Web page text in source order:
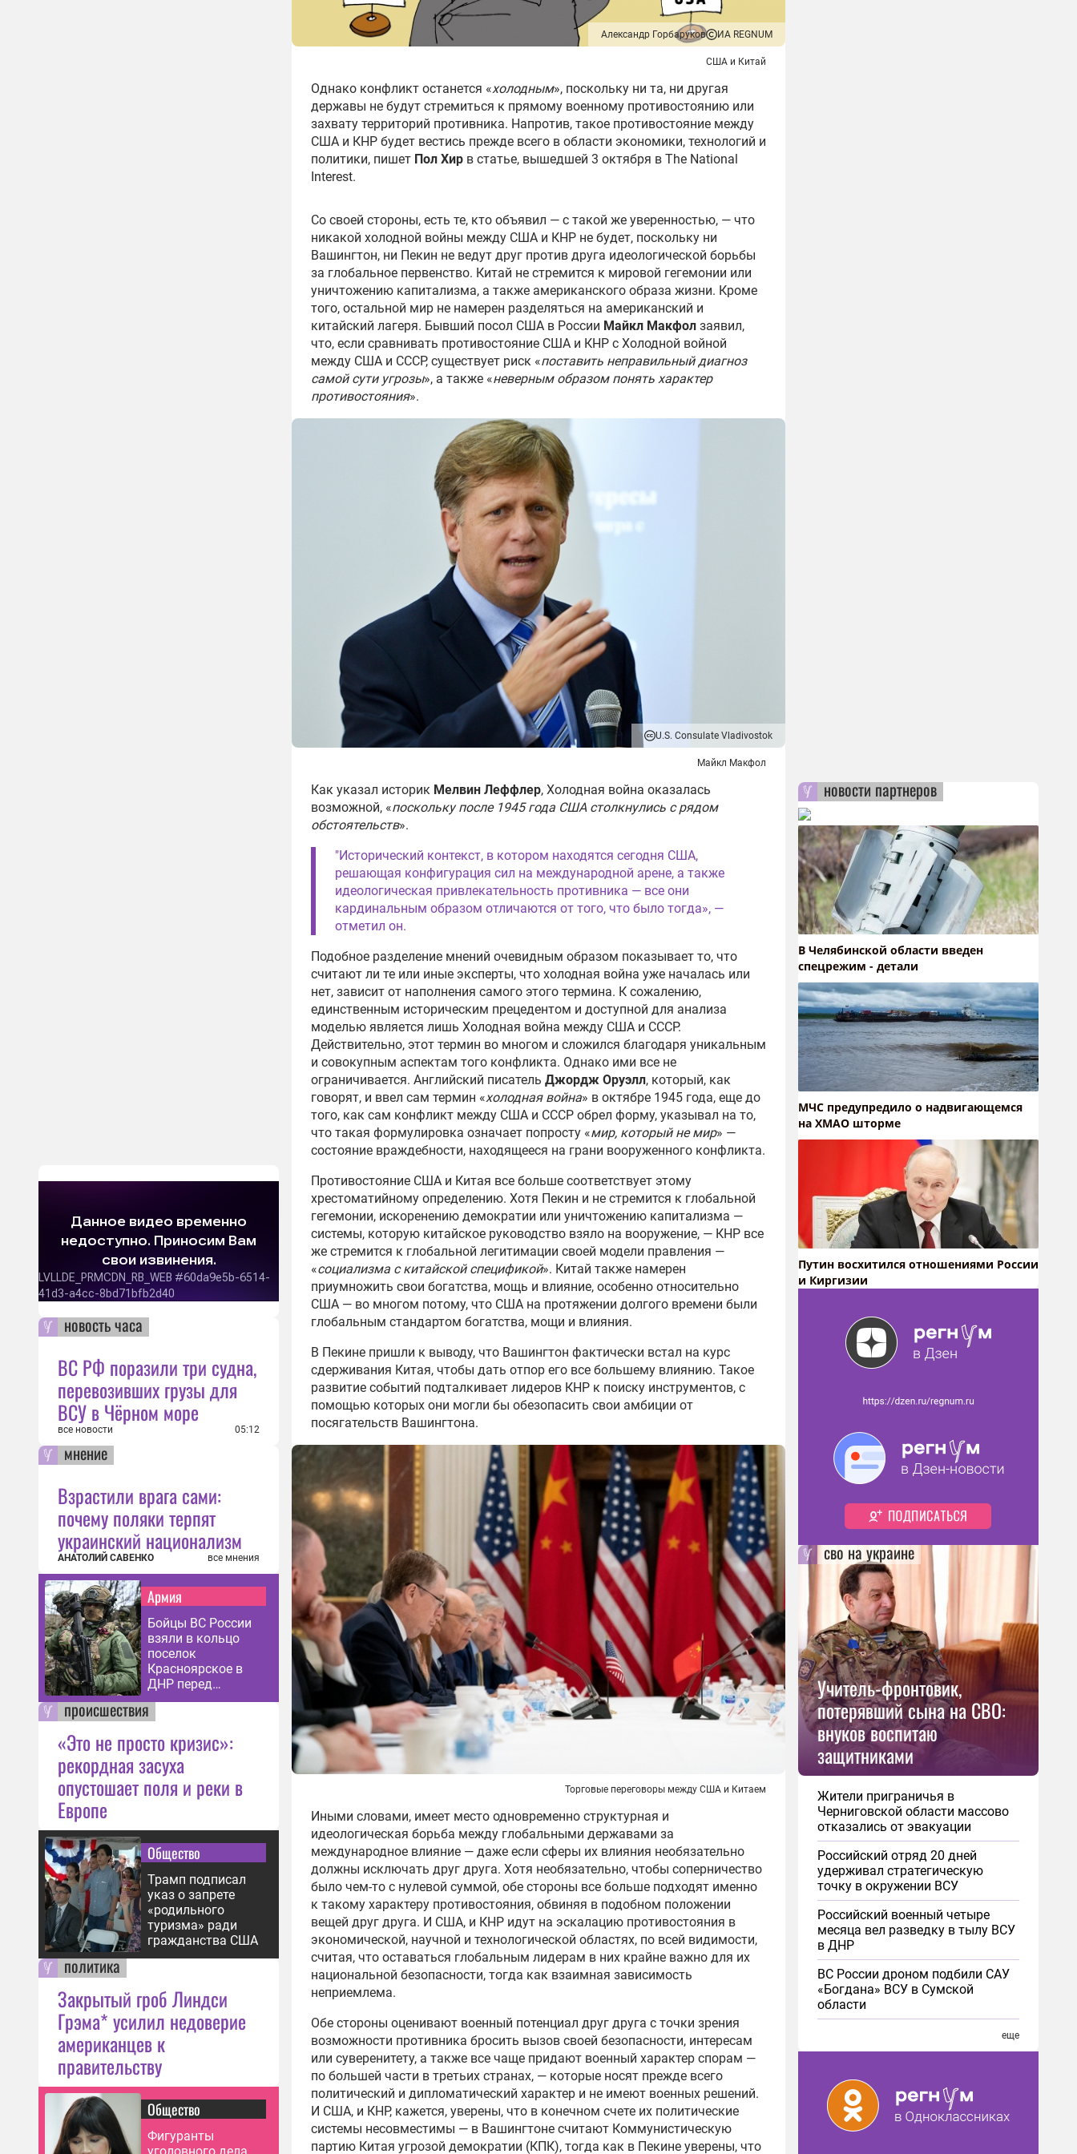
новость часа
ВС РФ поразили три судна,
перевозивших грузы для
ВСУ в Чёрном море
все новости 05:12
мнение
Взрастили врага сами:
почему поляки терпят
украинский национализм
АНАТОЛИЙ САВЕНКО все мнения
Армия
Бойцы ВС России
взяли в кольцо
поселок
Красноярское в
ДНР перед
зачисткой
происшествия
«Это не просто кризис»:
рекордная засуха
опустошает поля и реки в
Европе
Общество
Трамп подписал
указ о запрете
«родильного
туризма» ради
гражданства США
политика
Закрытый гроб Линдси
Грэма* усилил недоверие
американцев к
правительству
Общество
Фигуранты
Александр Горбаруков ИА REGNUM
США и Китай
Однако конфликт останется «холодным», поскольку ни та, ни другая
державы не будут стремиться к прямому военному противостоянию или
захвату территорий противника. Напротив, такое противостояние между
США и КНР будет вестись прежде всего в области экономики, технологий и
политики, пишет Пол Хир в статье, вышедшей 3 октября в The National
Interest.
Со своей стороны, есть те, кто объявил — с такой же уверенностью, — что
никакой холодной войны между США и КНР не будет, поскольку ни
Вашингтон, ни Пекин не ведут друг против друга идеологической борьбы
за глобальное первенство. Китай не стремится к мировой гегемонии или
уничтожению капитализма, а также американского образа жизни. Кроме
того, остальной мир не намерен разделяться на американский и
китайский лагеря. Бывший посол США в России Майкл Макфол заявил,
что, если сравнивать противостояние США и КНР с Холодной войной
между США и СССР, существует риск «поставить неправильный диагноз
самой сути угрозы», а также «неверным образом понять характер
противостояния».
U.S. Consulate Vladivostok
Майкл Макфол
Как указал историк Мелвин Леффлер, Холодная война оказалась
возможной, «поскольку после 1945 года США столкнулись с рядом
обстоятельств».
"Исторический контекст, в котором находятся сегодня США,
решающая конфигурация сил на международной арене, а также
идеологическая привлекательность противника — все они
кардинальным образом отличаются от того, что было тогда», —
отметил он.
Подобное разделение мнений очевидным образом показывает то, что
считают ли те или иные эксперты, что холодная война уже началась или
нет, зависит от наполнения самого этого термина. К сожалению,
единственным историческим прецедентом и доступной для анализа
моделью является лишь Холодная война между США и СССР.
Действительно, этот термин во многом и сложился благодаря уникальным
и совокупным аспектам того конфликта. Однако ими все не
ограничивается. Английский писатель Джордж Оруэлл, который, как
говорят, и ввел сам термин «холодная война» в октябре 1945 года, еще до
того, как сам конфликт между США и СССР обрел форму, указывал на то,
что такая формулировка означает попросту «мир, который не мир» —
состояние враждебности, находящееся на грани вооруженного конфликта.
Противостояние США и Китая все больше соответствует этому
хрестоматийному определению. Хотя Пекин и не стремится к глобальной
гегемонии, искоренению демократии или уничтожению капитализма —
системы, которую китайское руководство взяло на вооружение, — КНР все
же стремится к глобальной легитимации своей модели правления —
«социализма с китайской спецификой». Китай также намерен
приумножить свои богатства, мощь и влияние, особенно относительно
США — во многом потому, что США на протяжении долгого времени были
глобальным стандартом богатства, мощи и влияния.
В Пекине пришли к выводу, что Вашингтон фактически встал на курс
сдерживания Китая, чтобы дать отпор его все большему влиянию. Такое
развитие событий подталкивает лидеров КНР к поиску инструментов, с
помощью которых они могли бы обезопасить свои амбиции от
посягательств Вашингтона.
Торговые переговоры между США и Китаем
Иными словами, имеет место одновременно структурная и
идеологическая борьба между глобальными державами за
международное влияние — даже если сферы их влияния необязательно
должны исключать друг друга. Хотя необязательно, чтобы соперничество
было чем-то с нулевой суммой, обе стороны все больше подходят именно
к такому характеру противостояния, обвиняя в подобном положении
вещей друг друга. И США, и КНР идут на эскалацию противостояния в
экономической, научной и технологической областях, по всей видимости,
считая, что оставаться глобальным лидерам в них крайне важно для их
национальной безопасности, тогда как взаимная зависимость
неприемлема.
Обе стороны оценивают военный потенциал друг друга с точки зрения
возможности противника бросить вызов своей безопасности, интересам
или суверенитету, а также все чаще придают военный характер спорам —
по большей части в третьих странах, — которые носят прежде всего
политический и дипломатический характер и не имеют военных решений.
И США, и КНР, кажется, уверены, что в конечном счете их политические
системы несовместимы — в Вашингтоне считают Коммунистическую
партию Китая угрозой демократии (КПК), тогда как в Пекине уверены, что
новости партнеров
В Челябинской области введен
спецрежим - детали
МЧС предупредило о надвигающемся
на ХМАО шторме
Путин восхитился отношениями России
и Киргизии
сво на украине
Учитель-фронтовик,
потерявший сына на СВО:
внуков воспитаю
защитниками
Жители приграничья в
Черниговской области массово
отказались от эвакуации
Российский отряд 20 дней
удерживал стратегическую
точку в окружении ВСУ
Российский военный четыре
месяца вел разведку в тылу ВСУ
в ДНР
ВС России дроном подбили САУ
«Богдана» ВСУ в Сумской
области
еще